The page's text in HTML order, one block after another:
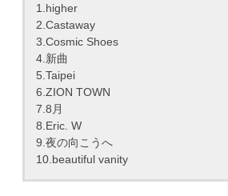
1.higher
2.Castaway
3.Cosmic Shoes
4.新曲
5.Taipei
6.ZION TOWN
7.8月
8.Eric. W
9.夜の向こうへ
10.beautiful vanity